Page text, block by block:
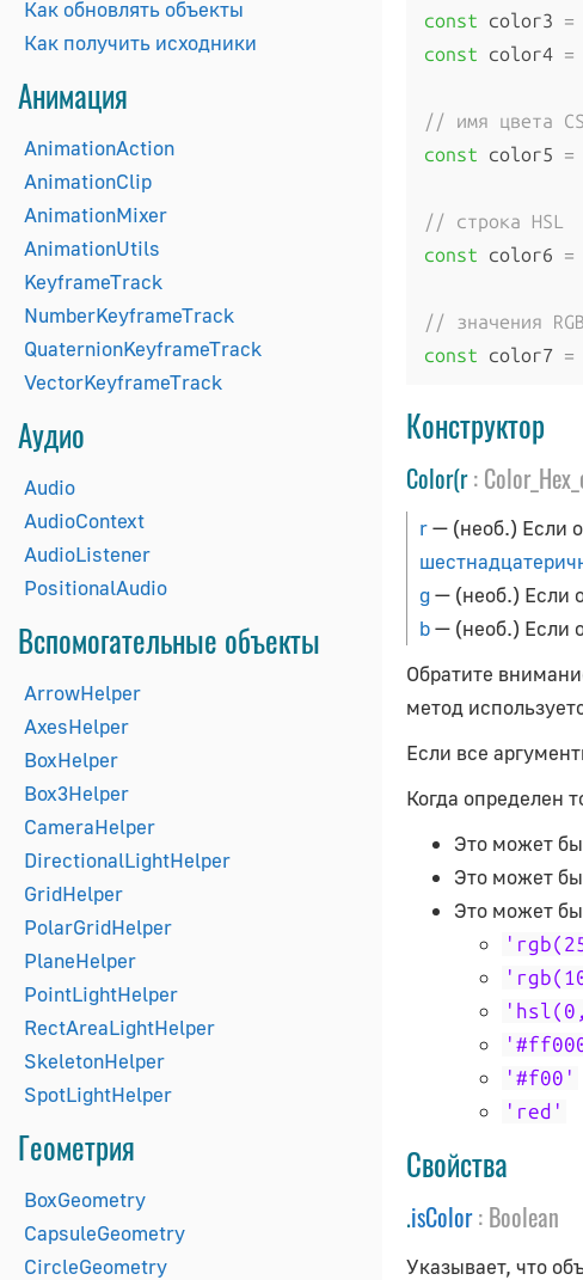
Как обновлять объекты
Как получить исходники
Анимация
AnimationAction
AnimationClip
AnimationMixer
AnimationUtils
KeyframeTrack
NumberKeyframeTrack
QuaternionKeyframeTrack
VectorKeyframeTrack
Аудио
Audio
AudioContext
AudioListener
PositionalAudio
Вспомогательные объекты
ArrowHelper
AxesHelper
BoxHelper
Box3Helper
CameraHelper
DirectionalLightHelper
GridHelper
PolarGridHelper
PlaneHelper
PointLightHelper
RectAreaLightHelper
SkeletonHelper
SpotLightHelper
Геометрия
BoxGeometry
CapsuleGeometry
CircleGeometry
const color3 =
const color4 =
// имя цвета
const color5 =
// строка HSL
const color6 =
// значения
const color7 =
Конструктор
Color(r:
r— (необ.) Если
g— (необ.) Если
b— (необ.) Если
Обратите
метод
Если все
Когда определен
Это может
Это может
Это может
'hsl(0,
'#f00'
'red'
Свойства
.isColor : Boolean
Указывает, что